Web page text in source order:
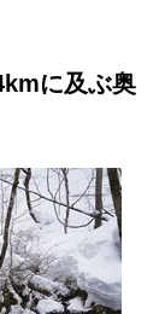
に及ぶ奥